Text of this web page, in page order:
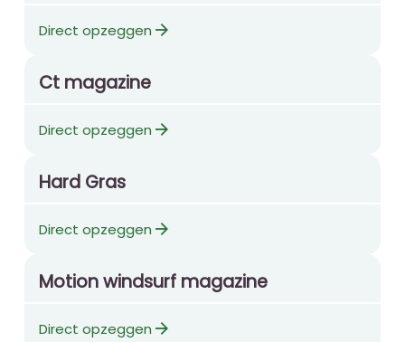
Direct opzeggen arrow_forward
Ct magazine
Direct opzeggen arrow_forward
Hard Gras
Direct opzeggen arrow_forward
Motion windsurf magazine
Direct opzeggen arrow_forward